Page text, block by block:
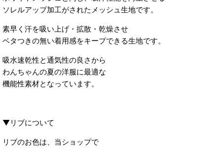
ソレルアップ加工がされたメッシュ生地です。
素早く汗を吸い上げ・拡散・乾燥させ
ベタつきの無い着用感をキープできる生地です。
吸水速乾性と通気性の良さから
わんちゃんの夏の洋服に最適な
機能性素材となっています。
▼リブについて
リブのお色は、当ショップで